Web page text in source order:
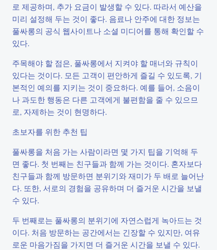
로 제공하며, 추가 요금이 발생할 수 있다. 따라서 예산을
미리 설정해 두는 것이 좋다. 음료나 안주에 대한 정보는
풀싸롱의 공식 웹사이트나 소셜 미디어를 통해 확인할 수
있다.
주목해야 할 점은, 풀싸롱에서 지켜야 할 매너와 규칙이
있다는 것이다. 모든 고객이 편안하게 즐길 수 있도록, 기
본적인 예의를 지키는 것이 중요하다. 예를 들어, 소음이
나 과도한 행동은 다른 고객에게 불편함을 줄 수 있으므
로, 자제하는 것이 현명하다.
초보자를 위한 추천 팁
풀싸롱을 처음 가는 사람이라면 몇 가지 팁을 기억해 두
면 좋다. 첫 번째는 친구들과 함께 가는 것이다. 혼자보다
친구들과 함께 방문하면 분위기와 재미가 두 배로 늘어난
다. 또한, 서로의 경험을 공유하며 더 즐거운 시간을 보낼
수 있다.
두 번째로는 풀싸롱의 분위기에 자연스럽게 녹아드는 것
이다. 처음 방문하는 공간에서는 긴장할 수 있지만, 여유
로운 마음가짐을 가지면 더 즐거운 시간을 보낼 수 있다.